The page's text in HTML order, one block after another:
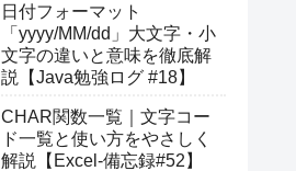
日付フォーマット
「yyyy/MM/dd」大文字・小
文字の違いと意味を徹底解
説【Java勉強ログ #18】
CHAR関数一覧｜文字コー
ド一覧と使い方をやさしく
解説【Excel-備忘録#52】